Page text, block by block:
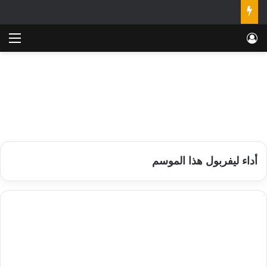
أداء ليفربول هذا الموسم